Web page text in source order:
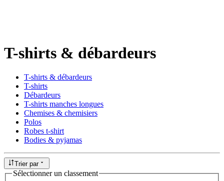
T-shirts & débardeurs
T-shirts & débardeurs
T-shirts
Débardeurs
T-shirts manches longues
Chemises & chemisiers
Polos
Robes t-shirt
Bodies & pyjamas
Trier par
Sélectionner un classement